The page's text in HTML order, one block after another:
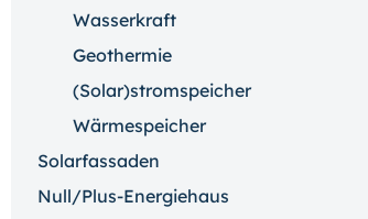
Wasserkraft
Geothermie
(Solar)stromspeicher
Wärmespeicher
Solarfassaden
Null/Plus-Energiehaus